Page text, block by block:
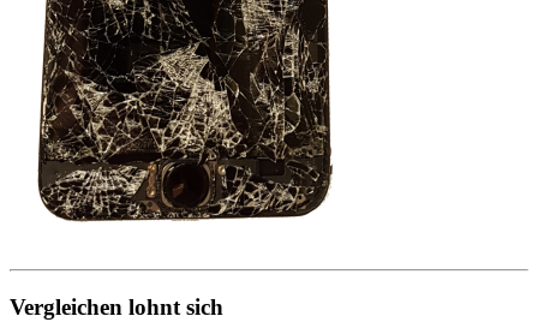
Vergleichen lohnt sich